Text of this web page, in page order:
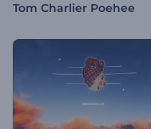
Tom Charlier Poehee